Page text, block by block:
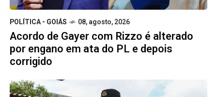
POLÍTICA - GOIÁS 08, agosto, 2026
Acordo de Gayer com Rizzo é alterado
por engano em ata do PL e depois
corrigido